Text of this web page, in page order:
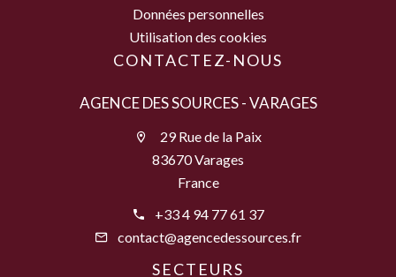
Données personnelles
Utilisation des cookies
CONTACTEZ-NOUS
AGENCE DES SOURCES - VARAGES
29 Rue de la Paix
83670 Varages
France
+33 4 94 77 61 37
contact@agencedessources.fr
SECTEURS